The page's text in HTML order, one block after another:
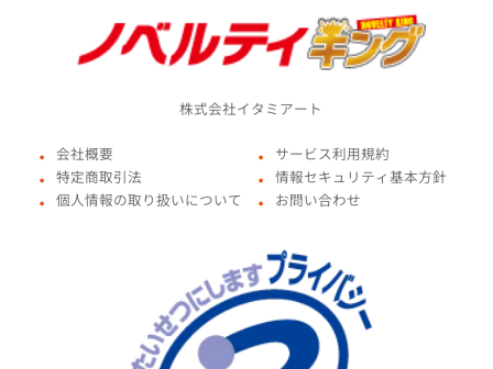
株式会社イタミアート
● 会社概要
● 特定商取引法
● 個人情報の取り扱いについて
● サービス利用規約
● 情報セキュリティ基本方針
● お問い合わせ